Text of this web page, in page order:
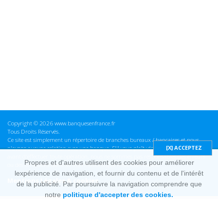
Copyright © 2026 www.banquesenfrance.fr
Tous Droits Réservés.
Ce site est simplement un répertoire de branches bureaux / bancaires et nous
n'avons aucune relation avec une banque. S'il vous plaît vérifier ces informations
avant d'effectuer toute opération, nous ne sommes pas responsables des erreurs
ou des omissions dans les informations que nous fournissons.
Mentions Légales & cookies
Propres et d'autres utilisent des cookies pour améliorer
lexpérience de navigation, et fournir du contenu et de l'intérêt
de la publicité. Par poursuivre la navigation comprendre que
notre politique d'accepter des cookies.